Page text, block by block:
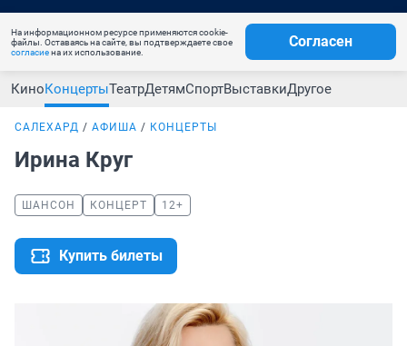
На информационном ресурсе применяются cookie-
файлы. Оставаясь на сайте, вы подтверждаете свое
согласиена их использование.
Согласен
КиноКонцертыТеатрДетямСпортВыставкиДругое
САЛЕХАРД АФИША КОНЦЕРТЫ
Ирина Круг
ШАНСОН КОНЦЕРТ 12+
Купить билеты